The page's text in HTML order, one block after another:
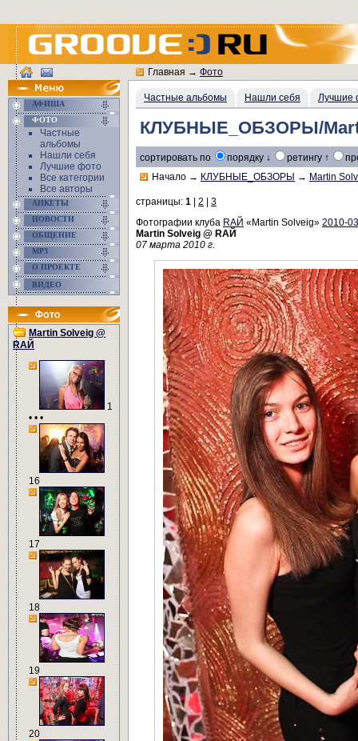
АФИША
ФОТО
Частные
альбомы
Нашли себя
Лучшие фото
Все категории
Все авторы
АНКЕТЫ
НОВОСТИ
ОБЩЕНИЕ
MP3
О ПРОЕКТЕ
ВИДЕО
Martin Solveig @
RАЙ
1
• • •
16
17
18
19
20
Главная→Фото
Частные альбомы Нашли себя Лучшие
КЛУБНЫЕ_ОБЗОРЫ/
сортировать по порядку ↓ ретингу ↑
Начало → КЛУБНЫЕ_ОБЗОРЫ → Martin
страницы: 1 2
3
Фотографии клуба RAЙ «Martin Solveig» 2010-
Martin Solveig @ RАЙ
07 марта 2010 г.